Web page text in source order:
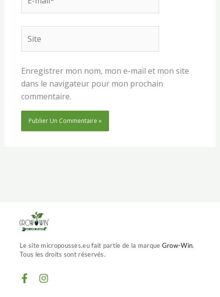
mail*
Enregistrer mon nom, mon e-mail et mon site
dans le navigateur pour mon prochain
commentaire.
Le site micropousses.eu fait partie de la marque Grow-Win.
Tous les droits sont réservés.
F
a
I
n